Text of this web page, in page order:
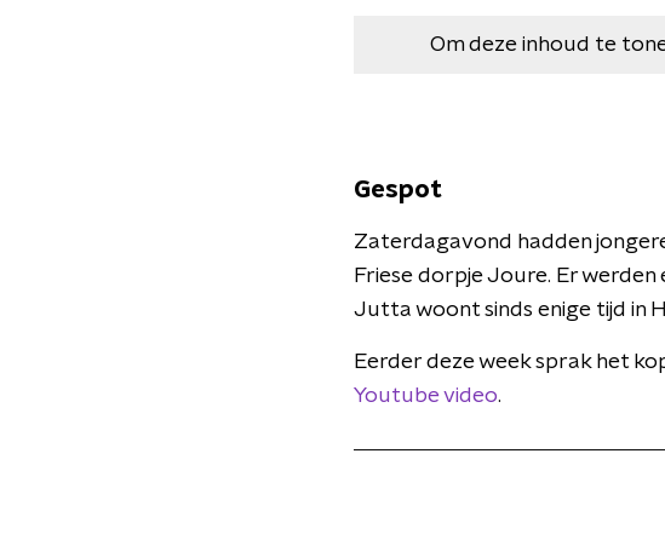
Om deze inhoud te
Gespot
Zaterdagavond hadden
Friese dorpje Joure. Er
Jutta woont sinds enige tijd in
Eerder deze week sprak het
Youtube video.